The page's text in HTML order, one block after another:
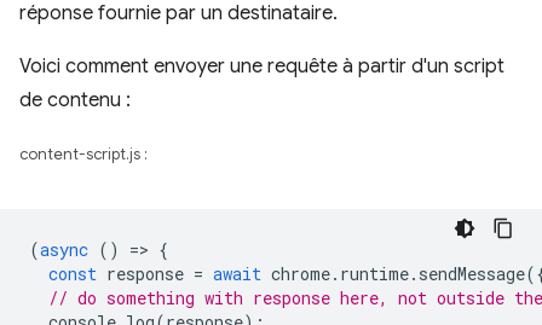
réponse fournie par un destinataire.
Voici comment envoyer une requête à partir d'un script
de contenu :
content-script.js :
(async () => {
const response = await chrome. runtime. sendMessage
// do something with response here, not outside